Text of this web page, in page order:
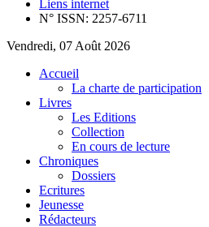
Liens internet
N° ISSN: 2257-6711
Vendredi, 07 Août 2026
Accueil
La charte de participation
Livres
Les Editions
Collection
En cours de lecture
Chroniques
Dossiers
Ecritures
Jeunesse
Rédacteurs